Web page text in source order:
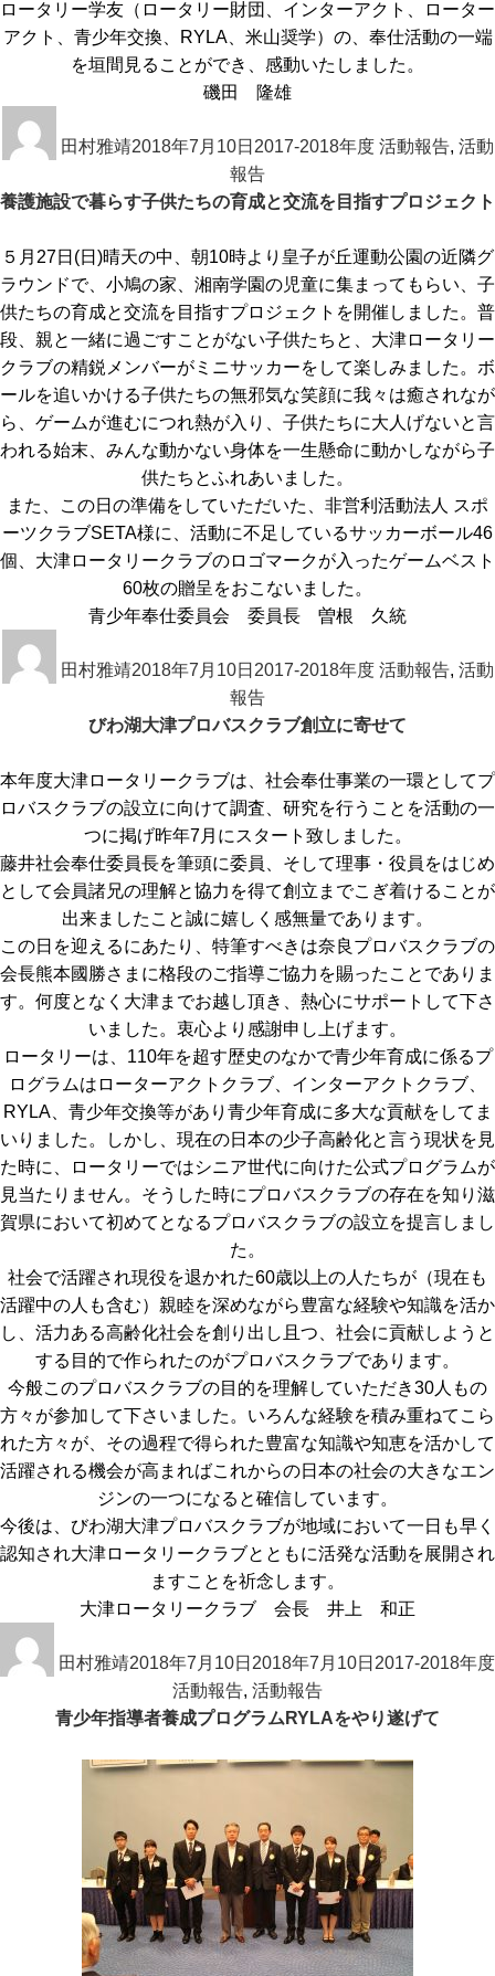
ロータリー学友（ロータリー財団、インターアクト、ローター
アクト、青少年交換、RYLA、米山奨学）の、奉仕活動の一端
を垣間見ることができ、感動いたしました。
磯田 隆雄
稿
田村雅靖稿
2018年7月10日 テ
ゴ
リ
2017-2018年度 活動報告, 活動
報告
養護施設で暮らす子供たちの育成と交流を目指すプロジェクト
５月27日(日)晴天の中、朝10時より皇子が丘運動公園の近隣グ
ラウンドで、小鳩の家、湘南学園の児童に集まってもらい、子
供たちの育成と交流を目指すプロジェクトを開催しました。普
段、親と一緒に過ごすことがない子供たちと、大津ロータリー
クラブの精鋭メンバーがミニサッカーをして楽しみました。ボ
ールを追いかける子供たちの無邪気な笑顔に我々は癒されなが
ら、ゲームが進むにつれ熱が入り、子供たちに大人げないと言
われる始末、みんな動かない身体を一生懸命に動かしながら子
供たちとふれあいました。
また、この日の準備をしていただいた、非営利活動法人 スポ
ーツクラブSETA様に、活動に不足しているサッカーボール46
個、大津ロータリークラブのロゴマークが入ったゲームベスト
60枚の贈呈をおこないました。
青少年奉仕委員会 委員長 曽根 久統
稿
田村雅靖稿
2018年7月10日 テ
ゴ
リ
2017-2018年度 活動報告, 活動
報告
びわ湖大津プロバスクラブ創立に寄せて
本年度大津ロータリークラブは、社会奉仕事業の一環としてプ
ロバスクラブの設立に向けて調査、研究を行うことを活動の一
つに掲げ昨年7月にスタート致しました。
藤井社会奉仕委員長を筆頭に委員、そして理事・役員をはじめ
として会員諸兄の理解と協力を得て創立までこぎ着けることが
出来ましたこと誠に嬉しく感無量であります。
この日を迎えるにあたり、特筆すべきは奈良プロバスクラブの
会長熊本國勝さまに格段のご指導ご協力を賜ったことでありま
す。何度となく大津までお越し頂き、熱心にサポートして下さ
いました。衷心より感謝申し上げます。
ロータリーは、110年を超す歴史のなかで青少年育成に係るプ
ログラムはローターアクトクラブ、インターアクトクラブ、
RYLA、青少年交換等があり青少年育成に多大な貢献をしてま
いりました。しかし、現在の日本の少子高齢化と言う現状を見
た時に、ロータリーではシニア世代に向けた公式プログラムが
見当たりません。そうした時にプロバスクラブの存在を知り滋
賀県において初めてとなるプロバスクラブの設立を提言しまし
た。
社会で活躍され現役を退かれた60歳以上の人たちが（現在も
活躍中の人も含む）親睦を深めながら豊富な経験や知識を活か
し、活力ある高齢化社会を創り出し且つ、社会に貢献しようと
する目的で作られたのがプロバスクラブであります。
今般このプロバスクラブの目的を理解していただき30人もの
方々が参加して下さいました。いろんな経験を積み重ねてこら
れた方々が、その過程で得られた豊富な知識や知恵を活かして
活躍される機会が高まればこれからの日本の社会の大きなエン
ジンの一つになると確信しています。
今後は、びわ湖大津プロバスクラブが地域において一日も早く
認知され大津ロータリークラブとともに活発な活動を展開され
ますことを祈念します。
大津ロータリークラブ 会長 井上 和正
稿
田村雅靖稿
2018年7月10日 2018年7月10日 テ
リ
2017-2018年度
活動報告, 活動報告
青少年指導者養成プログラムRYLAをやり遂げて